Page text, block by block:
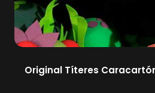
Original Títeres